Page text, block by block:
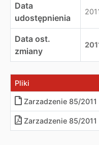
Data
udostępnienia
Data ost.
zmiany
Pliki
Zarzadzenie 85/
Zarzadzenie 85/2011